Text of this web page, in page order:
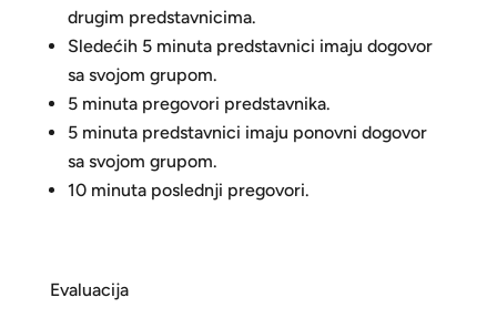
drugim predstavnicima.
Sledećih 5 minuta predstavnici imaju dogovor
sa svojom grupom.
5 minuta pregovori predstavnika.
5 minuta predstavnici imaju ponovni dogovor
sa svojom grupom.
10 minuta poslednji pregovori.
Evaluacija